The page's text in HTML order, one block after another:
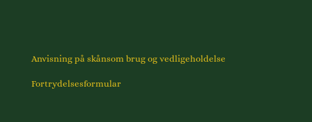
Anvisning på skånsom brug og vedligeholdelse
Fortrydelsesformular